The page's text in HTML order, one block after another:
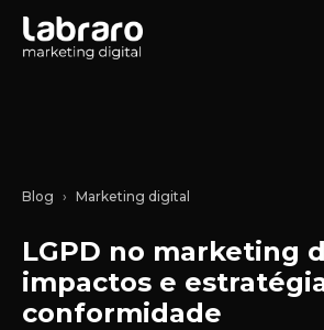
Blog Marketing digital
LGPD no marketing
impactos e
conformidade